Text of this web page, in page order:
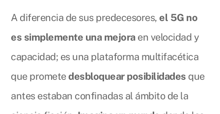
A diferencia de sus predecesores, el 5G no
es simplemente una mejoraen velocidad y
capacidad; es una plataforma multifacética
que prometedesbloquear posibilidades que
antes estaban confinadas al ámbito de la